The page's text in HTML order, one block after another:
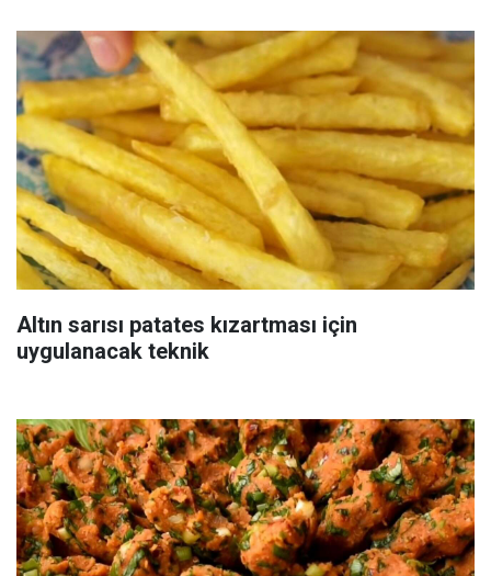
Altın sarısı patates kızartması için
uygulanacak teknik